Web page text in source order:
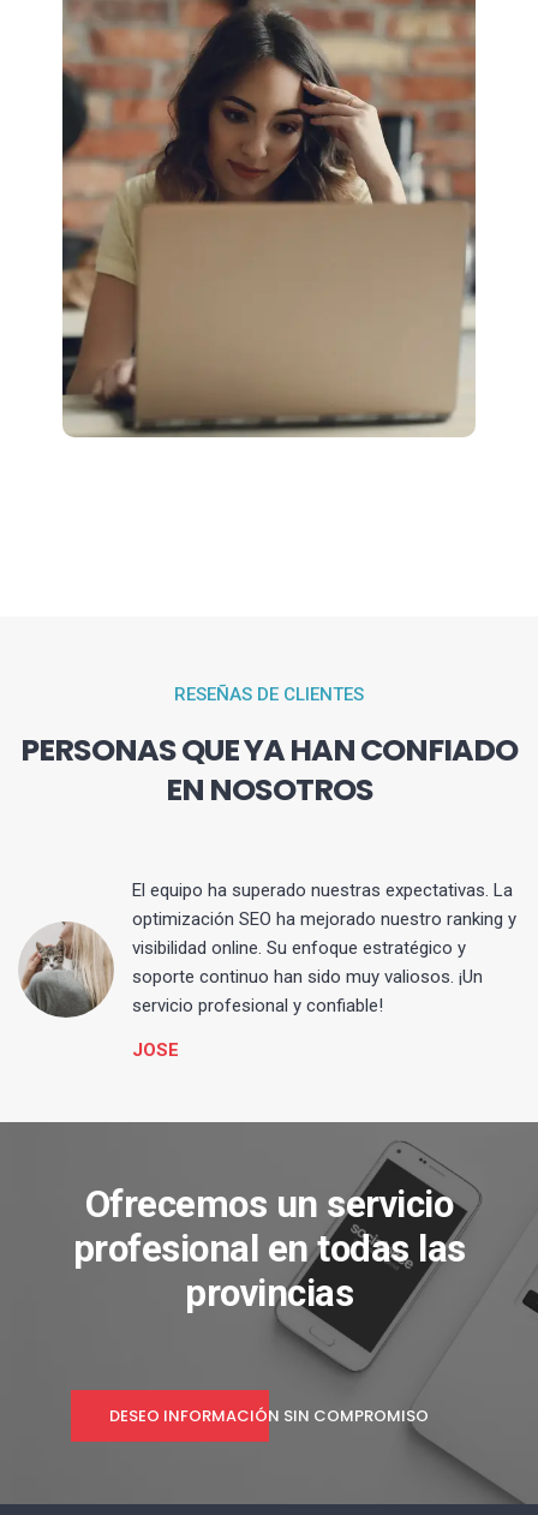
RESEÑAS DE CLIENTES
PERSONAS QUE YA HAN CONFIADO
EN NOSOTROS
El equipo ha superado nuestras expectativas. La
optimización SEO ha mejorado nuestro ranking y
visibilidad online. Su enfoque estratégico y
soporte continuo han sido muy valiosos. ¡Un
servicio profesional y confiable!
JOSE
Ofrecemos un servicio
profesional en todas las
provincias
DESEO INFORMACIÓN SIN COMPROMISO